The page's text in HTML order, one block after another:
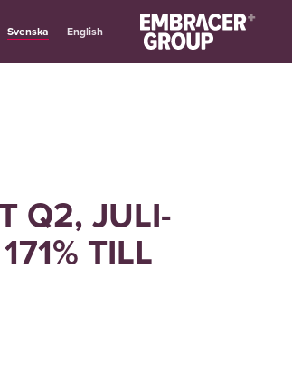
Svenska English
Q2, JULI-
TILL